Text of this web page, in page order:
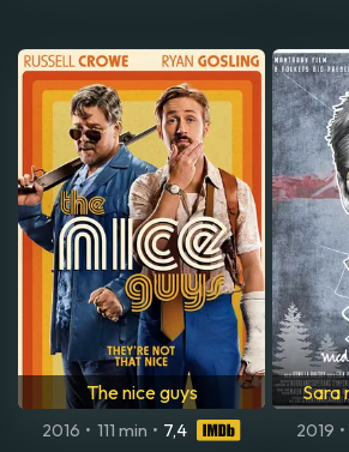
The nice guys
2016 • 111 min • 7,4
Sara
2019 •